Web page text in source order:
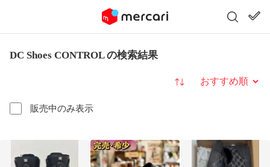
DC Shoes CONTROL の検索結果
販売中のみ表示
並び替え